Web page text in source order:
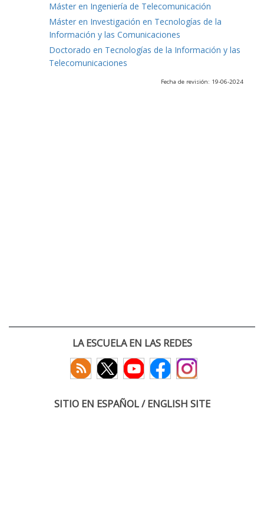
Máster en Ingeniería de Telecomunicación
Máster en Investigación en Tecnologías de la
Información y las Comunicaciones
Doctorado en Tecnologías de la Información y las
Telecomunicaciones
Fecha de revisión: 19-06-2024
LA ESCUELA EN LAS REDES
SITIO EN ESPAÑOL / ENGLISH SITE